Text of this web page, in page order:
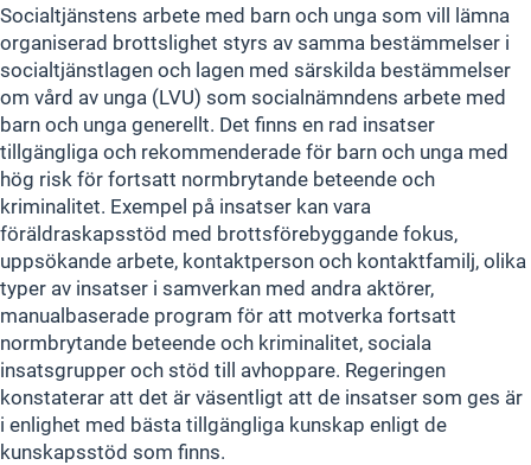
Socialtjänstens arbete med barn och unga som vill lämna
organiserad brottslighet styrs av samma bestämmelser i
socialtjänstlagen och lagen med särskilda bestämmelser
om vård av unga (LVU) som socialnämndens arbete med
barn och unga generellt. Det finns en rad insatser
tillgängliga och rekommenderade för barn och unga med
hög risk för fortsatt normbrytande beteende och
kriminalitet. Exempel på insatser kan vara
föräldraskapsstöd med brottsförebyggande fokus,
uppsökande arbete, kontaktperson och kontaktfamilj, olika
typer av insatser i samverkan med andra aktörer,
manualbaserade program för att motverka fortsatt
normbrytande beteende och kriminalitet, sociala
insatsgrupper och stöd till avhoppare. Regeringen
konstaterar att det är väsentligt att de insatser som ges är
i enlighet med bästa tillgängliga kunskap enligt de
kunskapsstöd som finns.